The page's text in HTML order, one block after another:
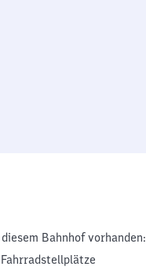
Bahnhof vorhanden:
Fahrradstellplätze